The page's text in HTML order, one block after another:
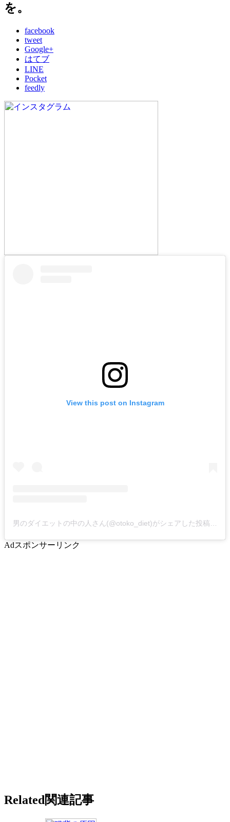
を。
facebook
tweet
Google+
はてブ
LINE
Pocket
feedly
View this post on Instagram
Adスポンサーリンク
Related関連記事